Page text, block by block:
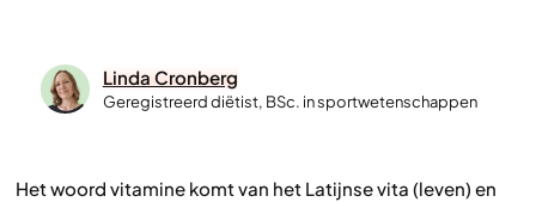
Linda Cronberg
Geregistreerd diëtist, BSc. in sportwetenschappen
Het woord vitamine komt van het Latijnsevita (leven) en